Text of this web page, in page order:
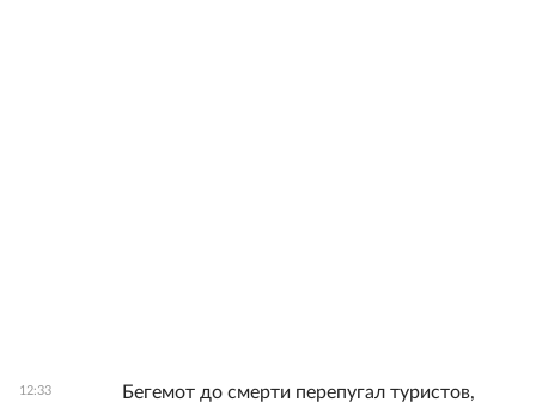
12:33
Бегемот до смерти перепугал туристов,